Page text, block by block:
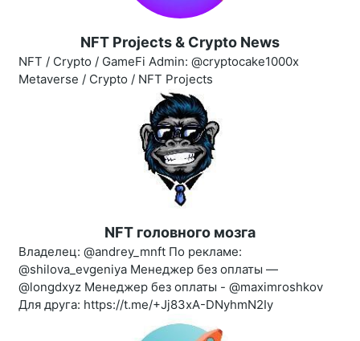
NFT Projects & Crypto News
NFT / Crypto / GameFi Admin: @cryptocake1000x
Metaverse / Crypto / NFT Projects
NFT головного мозга
Владелец: @andrey_mnft По рекламе:
@shilova_evgeniya Менеджер без оплаты —
@longdxyz Менеджер без оплаты - @maximroshkov
Для друга: https://t.me/+Jj83xA-DNyhmN2Iy